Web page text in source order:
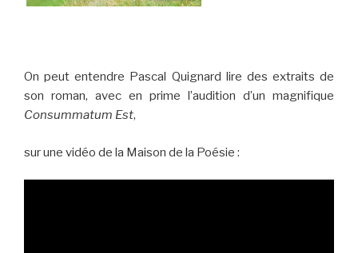
On peut entendre Pascal Quignard lire des extraits de
son roman, avec en prime l’audition d’un magnifique
Consummatum Est,
sur une vidéo de la Maison de la Poésie :